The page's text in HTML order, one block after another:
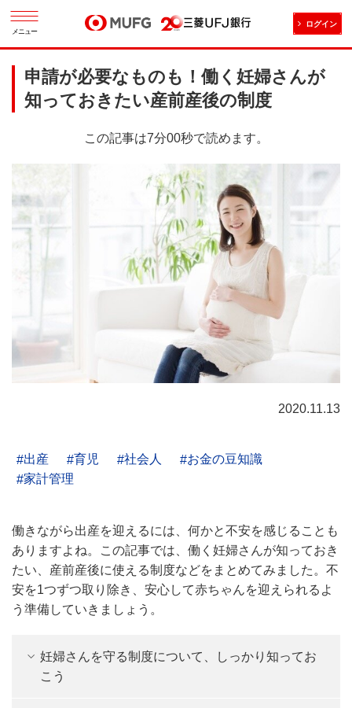
メニュー
ログイン
申請が必要なものも！働く妊婦さんが
知っておきたい産前産後の制度
この記事は7分00秒で読めます。
2020.11.13
出産 育児 社会人
お金の豆知識
家計管理
働きながら出産を迎えるには、何かと不安を感じることも
ありますよね。この記事では、働く妊婦さんが知っておき
たい、産前産後に使える制度などをまとめてみました。不
安を1つずつ取り除き、安心して赤ちゃんを迎えられるよ
う準備していきましょう。
妊婦さんを守る制度について、しっかり知ってお
こう